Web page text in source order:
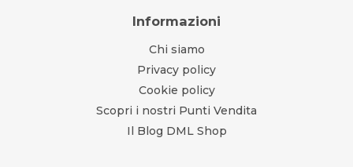
Informazioni
Chi siamo
Privacy policy
Cookie policy
Scopri i nostri Punti Vendita
Il Blog DML Shop